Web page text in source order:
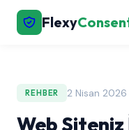
Flexy
REHBER 2 Nisan
Web